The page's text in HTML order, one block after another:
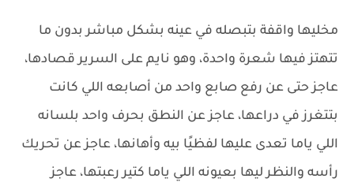
مخليها واقفة بتبصله في عينه بشكل مباشر بدون ما
تتهتز فيها شعرة واحدة، وهو نايم على السرير قصادها،
عاجز حتى عن رفع صابع واحد من أصابعه اللي كانت
بتتغرز في دراعها، عاجز عن النطق بحرف واحد بلسانه
اللي ياما تعدى عليها لفظيًا بيه وأهانها، عاجز عن تحريك
رأسه والنظر ليها بعيونه اللي ياما كتير رعبتها، عاجز